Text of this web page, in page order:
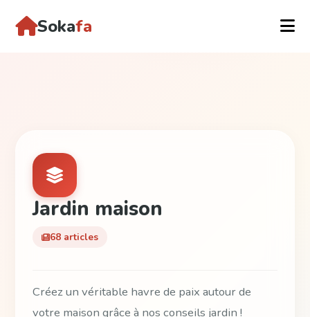
Sokafa
Jardin maison
68 articles
Créez un véritable havre de paix autour de
votre maison grâce à nos conseils jardin !